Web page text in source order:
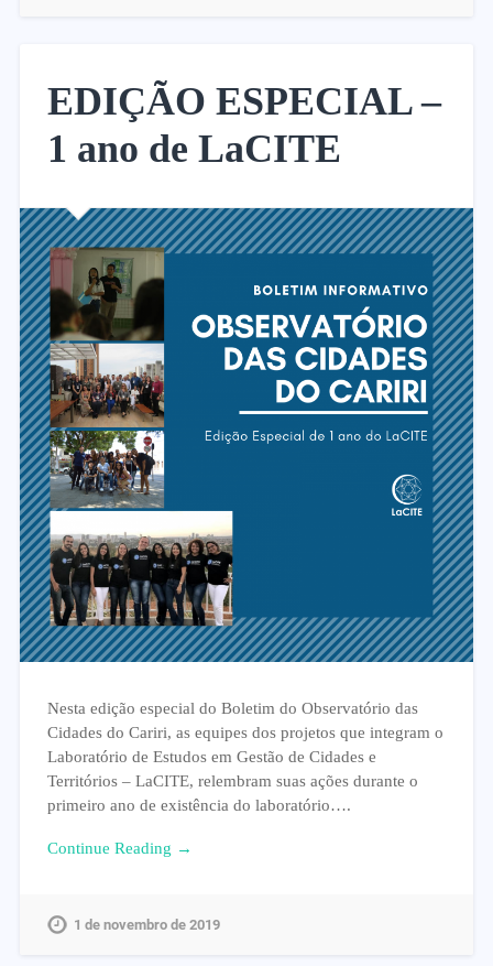
EDIÇÃO ESPECIAL –
1 ano de LaCITE
Nesta edição especial do Boletim do Observatório das
Cidades do Cariri, as equipes dos projetos que integram o
Laboratório de Estudos em Gestão de Cidades e
Territórios – LaCITE, relembram suas ações durante o
primeiro ano de existência do laboratório….
Continue Reading →
1 de novembro de 2019